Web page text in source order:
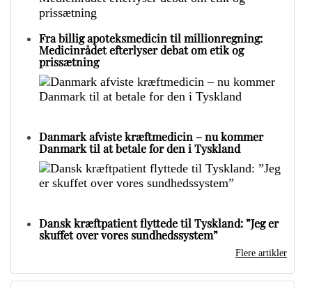
Fra billig apoteksmedicin til millionregning:
Medicinrådet efterlyser debat om etik og
prissætning
Danmark afviste kræftmedicin – nu kommer
Danmark til at betale for den i Tyskland
Dansk kræftpatient flyttede til Tyskland: ”Jeg er
skuffet over vores sundhedssystem”
Flere artikler